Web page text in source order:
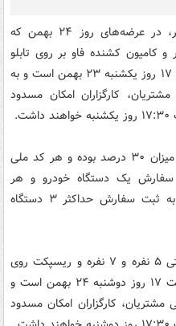
به نقل از کالا خبر، در عرضه‌های روز ۲۴ بهمن که
کامیون کشنده فاو بر روی تابلو
می‌روند مهلت ثبت نام سفارش ساعت ۱۷ روز یکشنبه ۲۳ بهمن است و به
کارگزاران امکان مسدود
میزان پیش دریافت خرید محصول به میزان ۳۰ درصد بوده و هر کد ملی
یک دستگاه خودرو و هر
شناسه ملی (اشخاص حقوقی) مجاز به ثبت سفارش حداکثر ۳ دستگاه
در عرضه‌های روز ۲۵ بهمن که فیدلیتی ۵ نفره و ۷ نفره و ریسپکت روی
تابلو می‌روند مهلت ثبت سفارش ساعت ۱۷ روز دوشنبه ۲۴ بهمن است و
کارگزاران امکان مسدود